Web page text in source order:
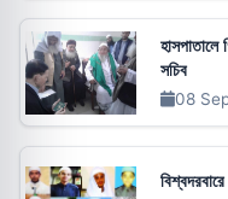
হাসপাতালে
সচিব
08